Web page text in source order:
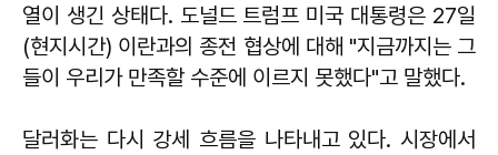
열이 생긴 상태다. 도널드 트럼프 미국 대통령은 27일
(현지시간) 이란과의 종전 협상에 대해 "지금까지는 그
들이 우리가 만족할 수준에 이르지 못했다"고 말했다.
달러화는 다시 강세 흐름을 나타내고 있다. 시장에서